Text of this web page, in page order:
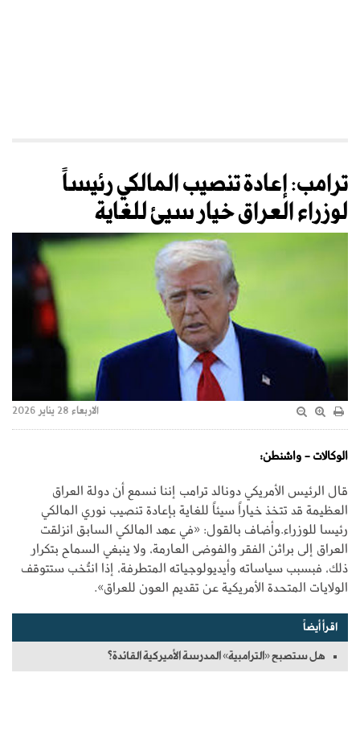
ترامب: إعادة تنصيب المالكي رئيساً
لوزراء العراق خيار سيئ للغاية
الاربعاء 28 يناير 2026
الوكالات - واشنطن:
قال الرئيس الأمريكي دونالد ترامب إننا نسمع أن دولة العراق
العظيمة قد تتخذ خياراً سيئاً للغاية بإعادة تنصيب نوري المالكي
رئيسا للوزراء.وأضاف بالقول: «في عهد المالكي السابق انزلقت
العراق إلى براثن الفقر والفوضى العارمة، ولا ينبغي السماح بتكرار
ذلك، فبسبب سياساته وأيديولوجياته المتطرفة، إذا انتُخب ستتوقف
الولايات المتحدة الأمريكية عن تقديم العون للعراق».
اقرأ أيضاً
هل ستصبح «الترامبية» المدرسة الأميركية القائدة؟